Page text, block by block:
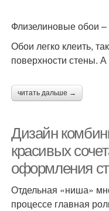
Флизелиновые обои
Обои легко клеить,
поверхности стены. А
читать дальше →
Дизайн
красивых
оформления
Отдельная «ниша»
процессе главная